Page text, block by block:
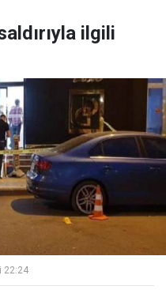
ilgili
22:24